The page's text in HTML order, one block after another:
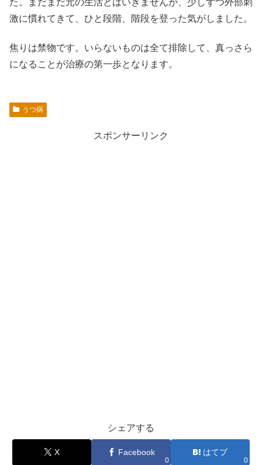
た。まだまだ元の生活とはいきませんが、少しずつ外部刺
激に慣れてきて、ひと段階、階段を登った気がしました。
焦りは禁物です。いらないものは全て排除して、真っさら
になることが治療の第一歩となります。
うつ病
スポンサーリンク
シェアする
X Facebook
0
はてブ
0